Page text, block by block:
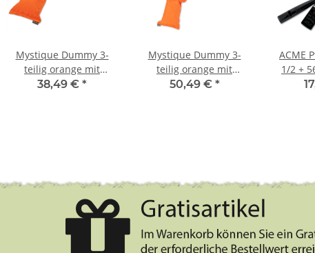
Mystique Dummy 3-
teilig orange mit
Kaninchenfell 3,0kg
38,49 € *
Mystique Dummy 3-
teilig orange mit
Fuchsfell 5,0kg
50,49 € *
ACME
1/2 +